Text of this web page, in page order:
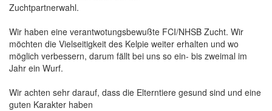
Zuchtpartnerwahl.
Wir haben eine verantwotungsbewußte FCI/NHSB Zucht. Wir
möchten die Vielseitigkeit des Kelpie weiter erhalten und wo
möglich verbessern, darum fällt bei uns so ein- bis zweimal im
Jahr ein Wurf.
Wir achten sehr darauf, dass die Elterntiere gesund sind und eine
guten Karakter haben